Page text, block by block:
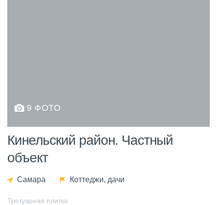
9 ФОТО
Кинельский район. Частный
объект
Самара Коттеджи, дачи
Тротуарная плитка